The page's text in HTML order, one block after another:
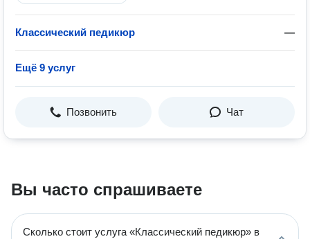
Классический педикюр —
Ещё 9 услуг
Позвонить Чат
Вы часто спрашиваете
Сколько стоит услуга «Классический педикюр» в